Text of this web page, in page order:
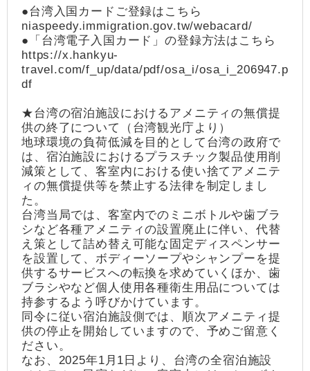
●台湾入国カードご登録はこちら
niaspeedy.immigration.gov.tw/webacard/
●「台湾電子入国カード」の登録方法はこちら
https://x.hankyu-
travel.com/f_up/data/pdf/osa_i/osa_i_206947.p
df
★台湾の宿泊施設におけるアメニティの無償提
供の終了について（台湾観光庁より）
地球環境の負荷低減を目的として台湾の政府で
は、宿泊施設におけるプラスチック製品使用削
減策として、客室内における使い捨てアメニテ
ィの無償提供等を禁止する法律を制定しまし
た。
台湾当局では、客室内でのミニボトルや歯ブラ
シなど各種アメニティの設置廃止に伴い、代替
え策として詰め替え可能な固定ディスペンサー
を設置して、ボディーソープやシャンプーを提
供するサービスへの転換を求めていくほか、歯
ブラシやなど個人使用各種衛生用品については
持参するよう呼びかけています。
同令に従い宿泊施設側では、順次アメニティ提
供の停止を開始していますので、予めご留意く
ださい。
なお、2025年1月1日より、台湾の全宿泊施設